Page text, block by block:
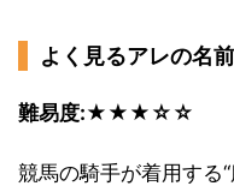
よく見るアレの名
難易度:★★★☆☆
競馬の騎手が着用する